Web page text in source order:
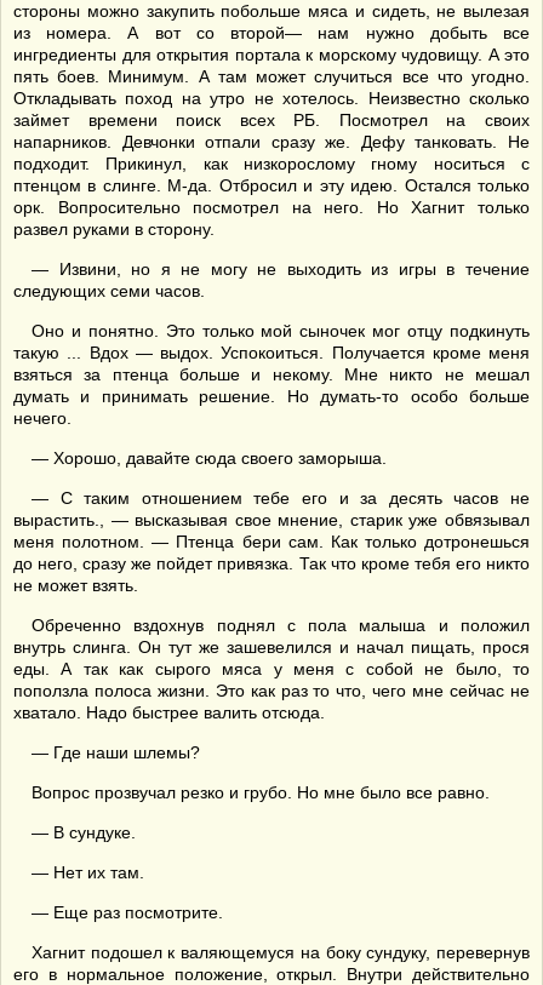
стороны можно закупить побольше мяса и сидеть, не вылезая
из номера. А вот со второй— нам нужно добыть все
ингредиенты для открытия портала к морскому чудовищу. А это
пять боев. Минимум. А там может случиться все что угодно.
Откладывать поход на утро не хотелось. Неизвестно сколько
займет времени поиск всех РБ. Посмотрел на своих
напарников. Девчонки отпали сразу же. Дефу танковать. Не
подходит. Прикинул, как низкорослому гному носиться с
птенцом в слинге. М-да. Отбросил и эту идею. Остался только
орк. Вопросительно посмотрел на него. Но Хагнит только
развел руками в сторону.
— Извини, но я не могу не выходить из игры в течение
следующих семи часов.
Оно и понятно. Это только мой сыночек мог отцу подкинуть
такую ... Вдох — выдох. Успокоиться. Получается кроме меня
взяться за птенца больше и некому. Мне никто не мешал
думать и принимать решение. Но думать-то особо больше
нечего.
— Хорошо, давайте сюда своего заморыша.
— С таким отношением тебе его и за десять часов не
вырастить., — высказывая свое мнение, старик уже обвязывал
меня полотном. — Птенца бери сам. Как только дотронешься
до него, сразу же пойдет привязка. Так что кроме тебя его никто
не может взять.
Обреченно вздохнув поднял с пола малыша и положил
внутрь слинга. Он тут же зашевелился и начал пищать, прося
еды. А так как сырого мяса у меня с собой не было, то
поползла полоса жизни. Это как раз то что, чего мне сейчас не
хватало. Надо быстрее валить отсюда.
— Где наши шлемы?
Вопрос прозвучал резко и грубо. Но мне было все равно.
— В сундуке.
— Нет их там.
— Еще раз посмотрите.
Хагнит подошел к валяющемуся на боку сундуку, перевернув
его в нормальное положение, открыл. Внутри действительно